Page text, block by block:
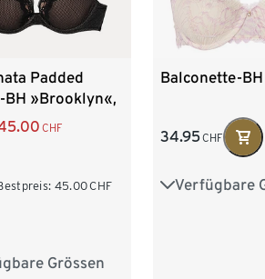
Padded
BH »Brooklyn«,
CHF
45.00CHF
Grössen
75C 80B
Balconette-BH
34.95CHF
Verfügbare
75A 75B